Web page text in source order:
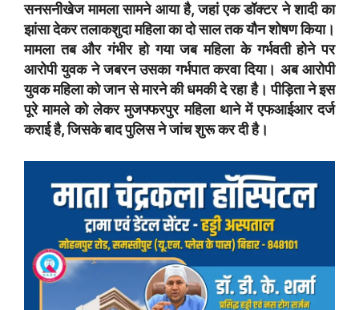
सनसनीखेज मामला सामने आया है, जहां एक डॉक्टर ने शादी का
झांसा देकर तलाकशुदा महिला का दो साल तक यौन शोषण किया।
मामला तब और गंभीर हो गया जब महिला के गर्भवती होने पर
आरोपी युवक ने जबरन उसका गर्भपात करवा दिया। अब आरोपी
युवक महिला को जान से मारने की धमकी दे रहा है। पीड़िता ने इस
पूरे मामले को लेकर मुजफ्फरपुर महिला थाने में एफआईआर दर्ज
कराई है, जिसके बाद पुलिस ने जांच शुरू कर दी है।